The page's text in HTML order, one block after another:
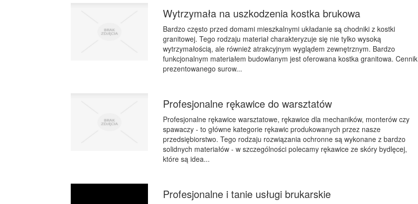
Wytrzymała na uszkodzenia kostka brukowa
Bardzo często przed domami mieszkalnymi układanie są chodniki z kostki
granitowej. Tego rodzaju materiał charakteryzuje się nie tylko wysoką
wytrzymałością, ale również atrakcyjnym wyglądem zewnętrznym. Bardzo
funkcjonalnym materiałem budowlanym jest oferowana kostka granitowa. Cennik
prezentowanego surow...
Profesjonalne rękawice do warsztatów
Profesjonalne rękawice warsztatowe, rękawice dla mechaników, monterów czy
spawaczy - to główne kategorie rękawic produkowanych przez nasze
przedsiębiorstwo. Tego rodzaju rozwiązania ochronne są wykonane z bardzo
solidnych materiałów - w szczególności polecamy rękawice ze skóry bydlęcej,
które są idea...
Profesjonalne i tanie usługi brukarskie